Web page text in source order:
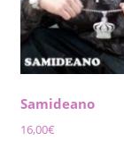
Samideano
16,00€